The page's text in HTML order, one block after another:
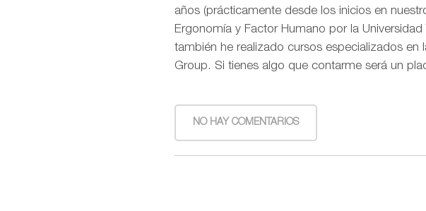
años (prácticamente desde los inicios en
Ergonomía y Factor Humano por la
también he realizado cursos especializados en
Group. Si tienes algo que contarme será un
NO HAY COMENTARIOS